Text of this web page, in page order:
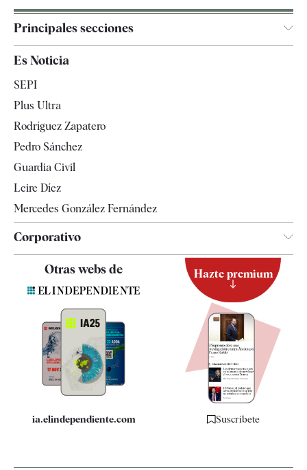
Principales secciones
España
Televisión
Es Noticia
SEPI
Plus Ultra
Rodríguez Zapatero
Pedro Sánchez
Guardia Civil
Leire Díez
Mercedes González Fernández
Corporativo
Contacto
Quiénes somos
Especificaciones
Otras webs de
ia.elindependiente.com
Hazte premium
Suscríbete